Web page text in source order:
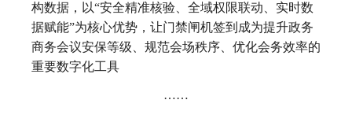
构数据，以“安全精准核验、全域权限联动、实时数
据赋能”为核心优势，让门禁闸机签到成为提升政务
商务会议安保等级、规范会场秩序、优化会务效率的
重要数字化工具
……